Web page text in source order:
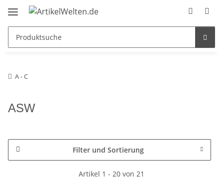
A - C
ASW
Filter und Sortierung
Artikel 1 - 20 von 21